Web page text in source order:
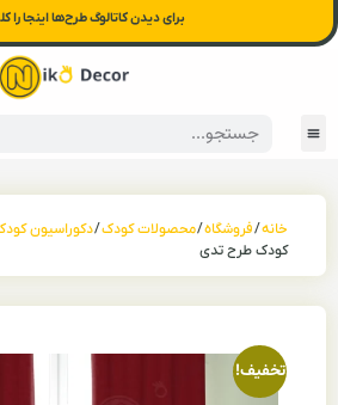
برای دیدن کاتالوگ طرح‌ها اینجا را
خانه/فروشگاه/محصولات کودک/دکوراسیون
کودک طرح تدی
تخفیف!